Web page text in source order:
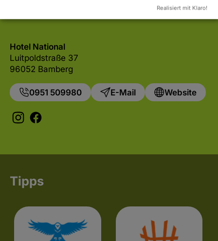
Hotel National
Luitpoldstraße 37
96052 Bamberg
0951 509980 E-Mail Website
Tipps
Realisiert mit Klaro!